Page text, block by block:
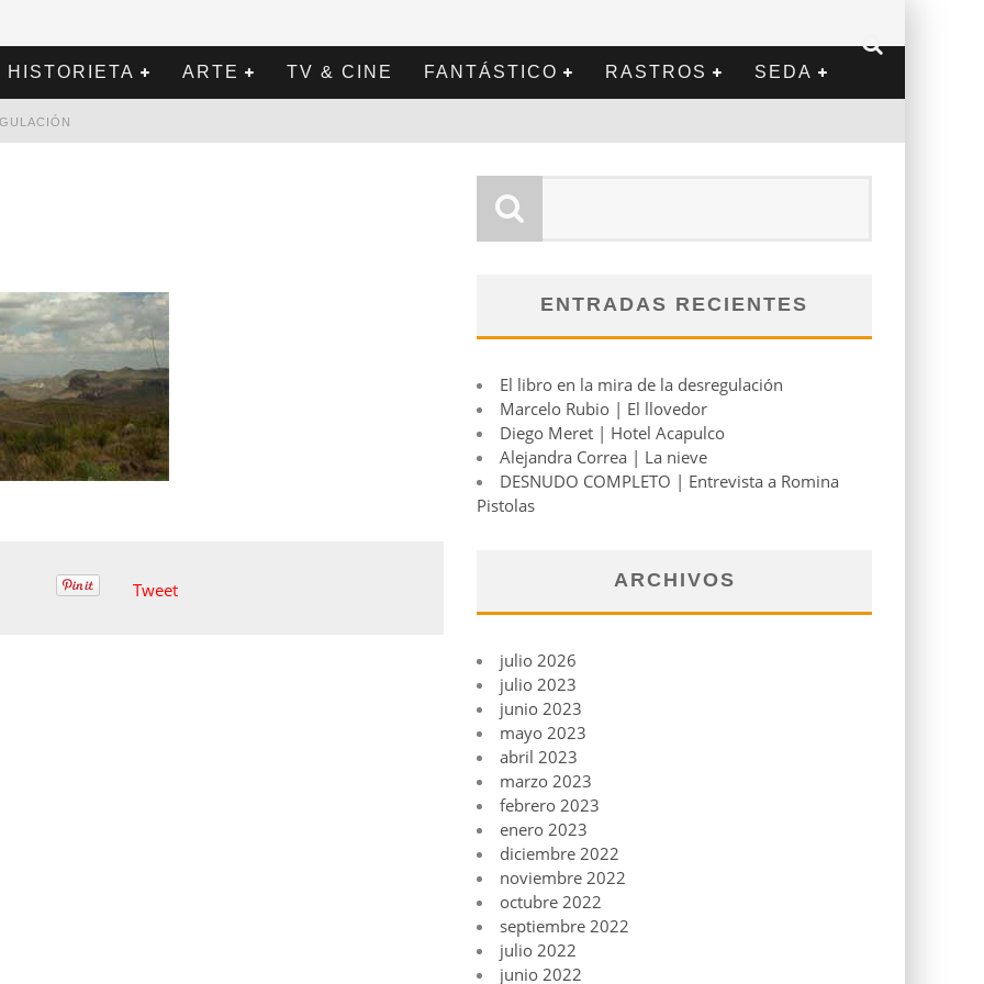
HISTORIETA ARTE TV & CINE FANTÁSTICO RASTROS SEDA
Tweet
ENTRADAS RECIENTES
El libro en la mira de la desregulación
Marcelo Rubio | El llovedor
Diego Meret | Hotel Acapulco
Alejandra Correa | La nieve
DESNUDO COMPLETO | Entrevista a Romina
Pistolas
ARCHIVOS
julio 2026
julio 2023
junio 2023
mayo 2023
abril 2023
marzo 2023
febrero 2023
enero 2023
diciembre 2022
noviembre 2022
octubre 2022
septiembre 2022
julio 2022
junio 2022